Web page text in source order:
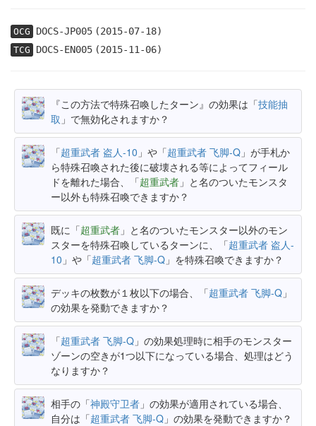
OCG DOCS-JP005(2015-07-18)
TCG DOCS-EN005(2015-11-06)
『この方法で特殊召喚したターン』の効果は「技能抽
取 」で無効化されますか？
「超重武者 盗人-10 」や「超重武者 飞脚-Q 」が手札か
ら特殊召喚された後に破壊される等によってフィール
ドを離れた場合、「超重武者 」と名のついたモンスタ
ー以外も特殊召喚できますか？
既に「超重武者 」と名のついたモンスター以外のモン
スターを特殊召喚しているターンに、「超重武者 盗人-
10 」や「超重武者 飞脚-Q 」を特殊召喚できますか？
デッキの枚数が１枚以下の場合、「超重武者 飞脚-Q 」
の効果を発動できますか？
「超重武者 飞脚-Q 」の効果処理時に相手のモンスター
ゾーンの空きが1つ以下になっている場合、処理はどう
なりますか？
相手の「神殿守卫者 」の効果が適用されている場合、
自分は「超重武者 飞脚-Q 」の効果を発動できますか？